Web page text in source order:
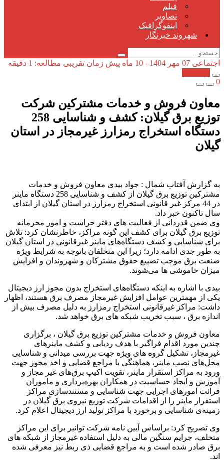
فیلم
تصاویر
اینفوگرافیک
شهروند خبرنگار
اجتماعی 07 مهر 1404 - 10 ماه پیش
زمان تقریبی مطالعه: 1 دقیقه
0
معاون فروش و خدمات مشتركین شركت
توزیع برق گیلان: کشف و شناسایی 258
دستگاه استخراج رمزارز غیرمجاز در استان
گیلان
به گزارش آفتاب شمال : جواد بیدی معاون فروش و خدمات
مشترکین توزیع برق گیلان از کشف و شناسایی 258 دستگاه ماینر
در 44 مرکز غیر قانونی استخراج رمزارز در استان گیلان از ابتدای
سال تاکنون خبر داد.
وی ضمن قدردانی از فعالیت های دفتر حراست و امور محرمانه
توزیع برق گیلان برای کشف این گونه مراکز، خاطرنشان کرد: تلاش
برای شناسایی و کشف دستگاه‌های ماینر غیرقانونی در استان گیلان
به طور جدی ادامه دارد؛ زیرا این متخلفان باتوجه به شرایط ویژه
صنعت برق موجب تضییع حقوق مشترکان و شهروندان و افزایش
میزان خاموشی ها می‌شوند.
بیدی با اشاره به اینکه دستگاه‌های استخراج بدون مجوز ارز دیجیتال
یکی از مهمترین عوامل افزایش غیرمجاز مصرف برق هستند، اظهار
داشت: مراکز غیرقانونی استخراج رمزارز به دلیل مصرف بیش از
اندازه برق ، سبب تخریب شبکه های برق خواهد شد.
معاون فروش و خدمات مشترکین توزیع برق گیلان ، برگزاری
چندین مورد اقدام فراگیر با هدف ردیابی و کشف ماینرهای
غیرمجاز، تشکیل گروه های ویژه جهت بررسی میدانی و شناسایی
محل‌های نصب ماینر، هماهنگی با مراجع قضایی و اخذ مجوز جهت
ورود به مراکز استقرار ماینر، تقویت اکیپ برق‌های غیر مجاز و
آموزش و ایجاد حساسیت در همکاران بهره‌برداری و ماموران
قرائت امورهای اجرایی جهت شناسایی و مستندسازی مراکز
استقرار ماینر را از اقدامات شرکت توزیع نیروی برق گیلان در
زمینه‌ی شناسایی و برخورد با مراکز تولید ارز دیجیتال اعلام کرد.
وی تصریح کرد: براساس آیین نامه شرکت توانیر برای این مراکز
متخلف، جرایم سنگین مالی به دلیل استفاده غیرمجاز از شبکه های
برق صادر شده است و به مراجع قضایی ذی ربط نیز معرفی شده
اند.